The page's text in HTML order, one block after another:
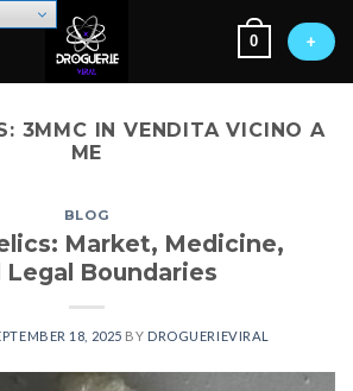
0 +
3MMC IN VENDITA VICINO A
ME
BLOG
Market, Medicine,
Legal Boundaries
18, 2025 BY DROGUERIEVIRAL